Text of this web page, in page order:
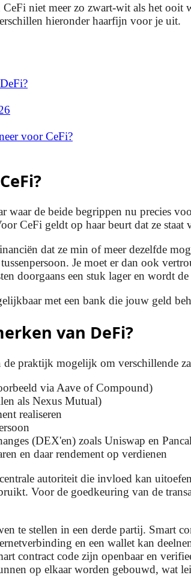
niet meer zo zwart-wit als het
hieronder haarfijn voor je uit.
voor CeFi?
waar de beide begrippen nu precies
CeFi geldt op haar beurt dat ze staat
dat ze min of meer dezelfde
Je moet er dan ook
doorgaans een stuk lager en wordt
met een bank die jouw geld
van DeFi?
praktijk mogelijk om verschillende
via Aave of Compound)
als Nexus Mutual)
realiseren
(DEX'en) zoals Uniswap en
en daar rendement op verdienen
autoriteit die invloed kan
Voor de goedkeuring van de
te stellen in een derde partij. Smart
en een wallet kan
contract code zijn openbaar en
op elkaar worden gebouwd, wat